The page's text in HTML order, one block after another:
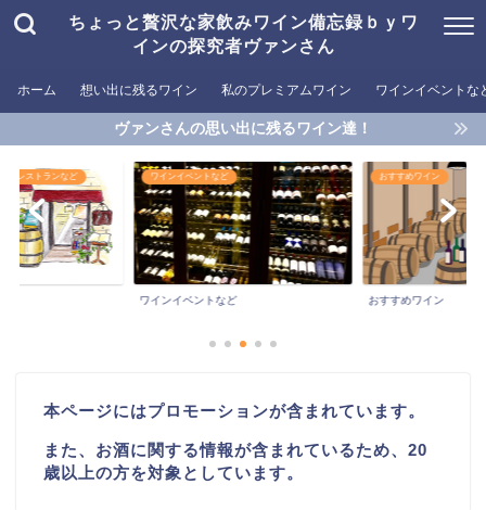
ちょっと贅沢な家飲みワイン備忘録ｂｙワ
インの探究者ヴァンさん
ホーム 想い出に残るワイン 私のプレミアムワイン ワインイベントな
ヴァンさんの思い出に残るワイン達！
るレストランなど ワインイベントなど
ワインイベントなど
おすすめワイン
おすすめワイン
本ページにはプロモーションが含まれています。
また、お酒に関する情報が含まれているため、20
歳以上の方を対象としています。